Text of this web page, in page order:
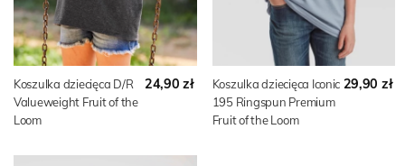
Koszulka dziecięca D/R
Valueweight Fruit of the
Loom
24,90 zł
Koszulka dziecięca Iconic
195 Ringspun Premium
Fruit of the Loom
29,90 zł